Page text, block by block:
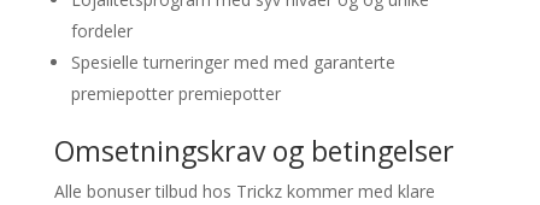
fordeler
Spesielle turneringer med med garanterte
premiepotter premiepotter
Omsetningskrav og betingelser
Alle bonuser tilbud hos Trickz kommer med klare